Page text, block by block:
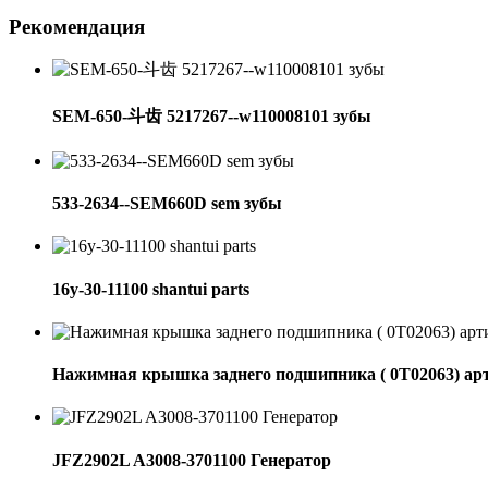
Рекомендация
SEM-650-斗齿 5217267--w110008101 зубы
533-2634--SEM660D sem зубы
16y-30-11100 shantui parts
Нажимная крышка заднего подшипника ( 0Т02063)
JFZ2902L A3008-3701100 Генератор